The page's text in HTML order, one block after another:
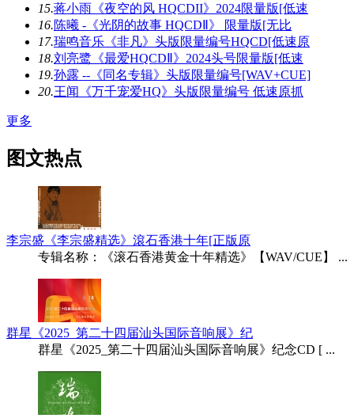
15.蒋小雨《夜空的风 HQCDII》2024限量版[低速
16.陈曦 -《光阴的故事 HQCDⅡ》 限量版[无比
17.瑞鸣音乐《非凡》头版限量编号HQCD[低速原
18.刘亮鹭《最爱HQCDⅡ》2024头号限量版[低速
19.孙露 --《同名专辑》头版限量编号[WAV+CUE]
20.王闻《万千宠爱HQ》头版限量编号 低速原抓
更多
图文热点
李宗盛《李宗盛精选》滾石香港十年[正版原
专辑名称：《滚石香港黄金十年精选》【WAV/CUE】 ...
群星《2025_第二十四届汕头国际音响展》纪
群星《2025_第二十四届汕头国际音响展》纪念CD [ ...